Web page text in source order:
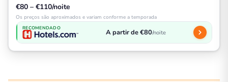
€80 – €110/noite
Os preços são aproximados e variam conforme a temporada
RECOMENDADO A partir de €80/noite